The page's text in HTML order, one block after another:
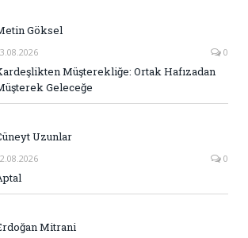
Göksel
0
Müşterekliğe: Ortak Hafızadan
Geleceğe
Uzunlar
0
Mitrani